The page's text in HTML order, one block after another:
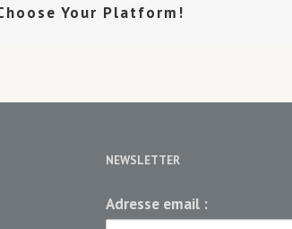
Your Platform!
NEWSLETTER
Adresse email :